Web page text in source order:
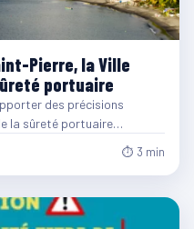
Pierre, la Ville
portuaire
des précisions
la sûreté portuaire…
⏱ 3 min